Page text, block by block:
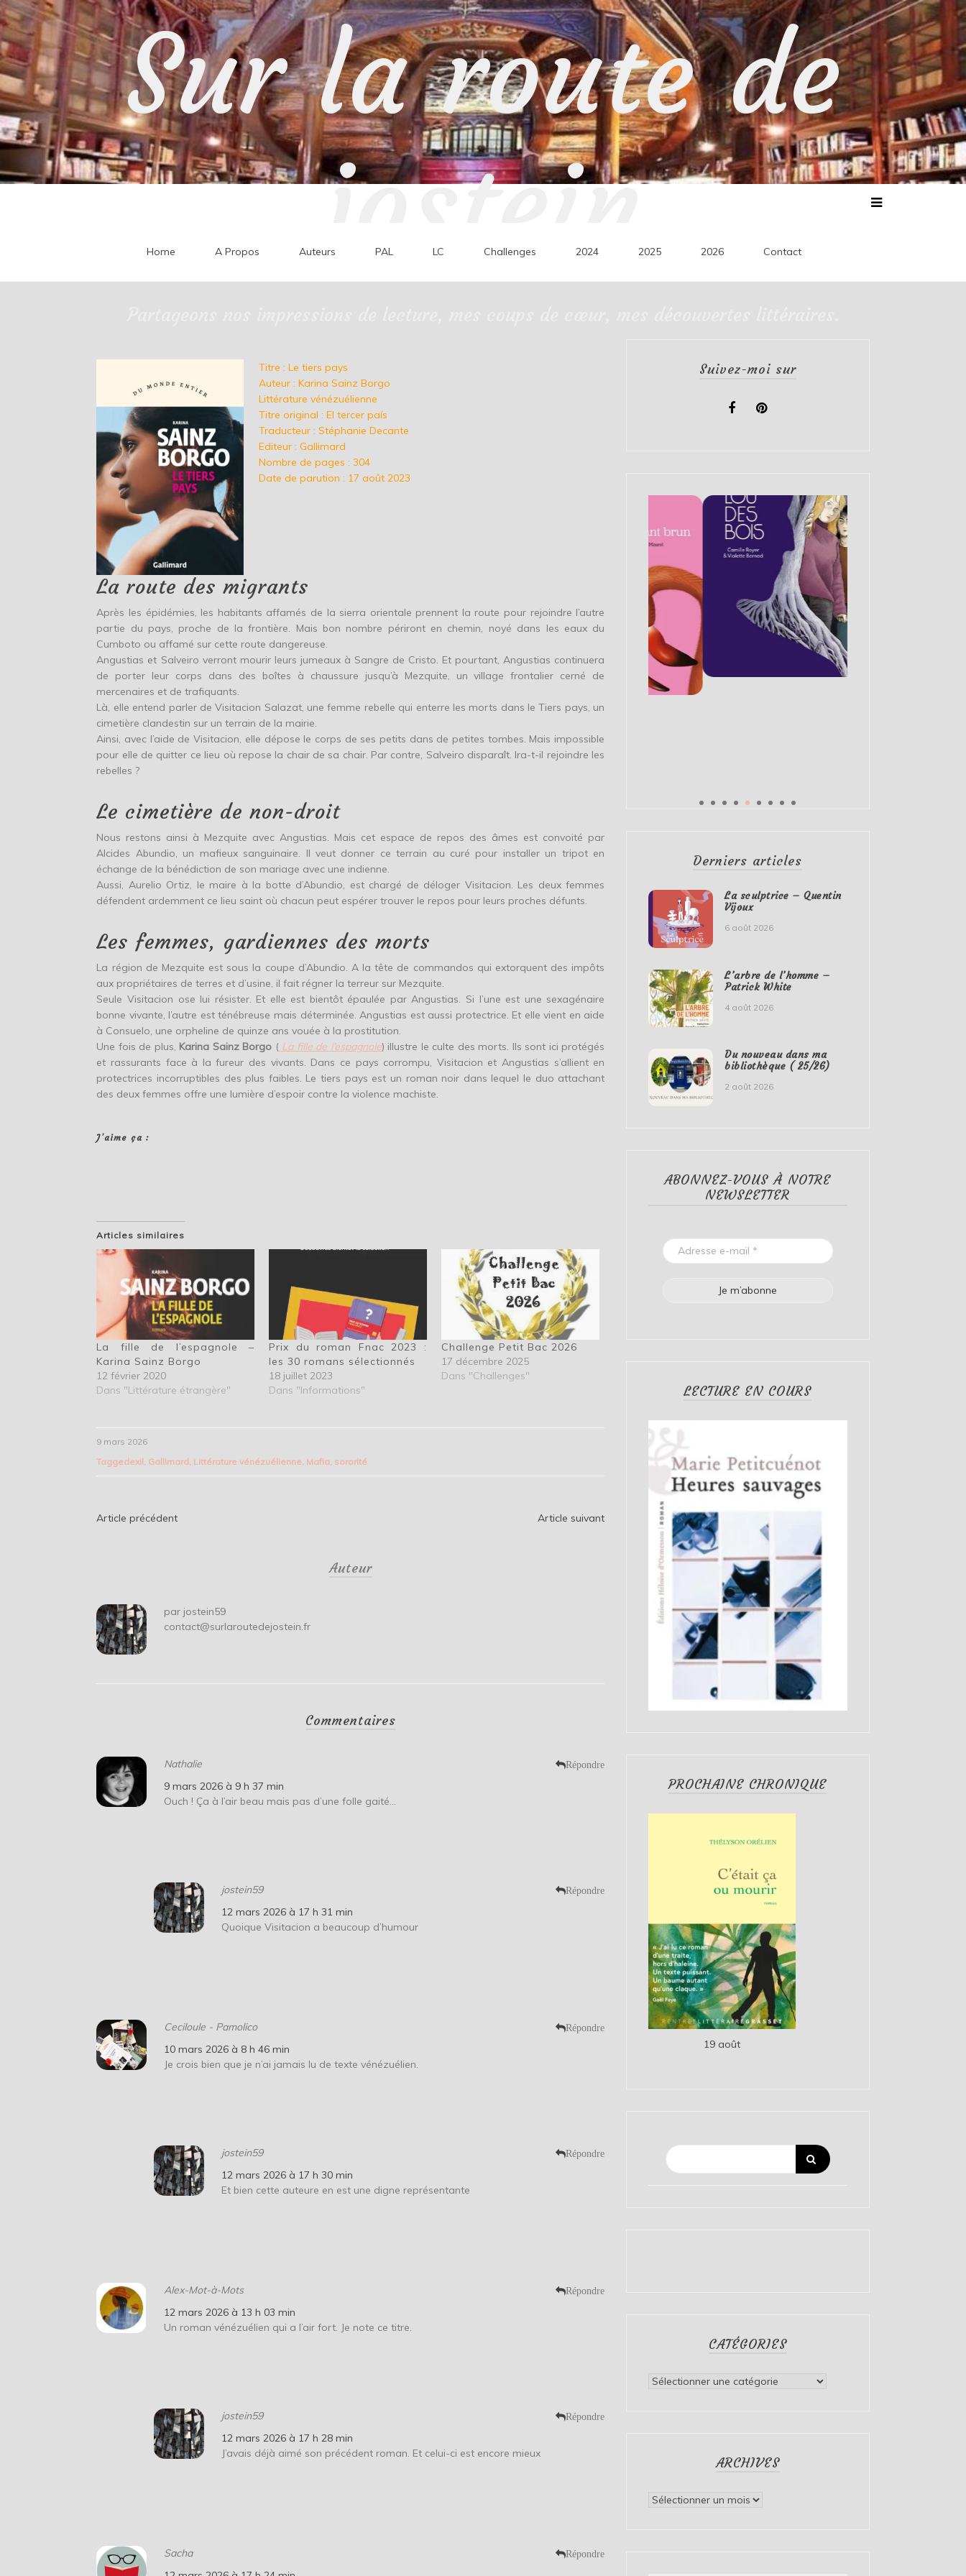
Skip
to
content
Sur la route de
jostein
Home A Propos Auteurs PAL LC Challenges 2024 2025 2026 Contact
Titre : Le tiers pays
Auteur : Karina Sainz Borgo
Littérature vénézuélienne
Titre original : El tercer país
Traducteur : Stéphanie Decante
Editeur : Gallimard
Nombre de pages : 304
Date de parution : 17 août 2023
La route des migrants
Après les épidémies, les habitants affamés de la sierra orientale prennent la route pour rejoindre l’autre
partie du pays, proche de la frontière. Mais bon nombre périront en chemin, noyé dans les eaux du
Cumboto ou affamé sur cette route dangereuse.
Angustias et Salveiro verront mourir leurs jumeaux à Sangre de Cristo. Et pourtant, Angustias continuera
de porter leur corps dans des boîtes à chaussure jusqu’à Mezquite, un village frontalier cerné de
mercenaires et de trafiquants.
Là, elle entend parler de Visitacion Salazat, une femme rebelle qui enterre les morts dans le Tiers pays, un
cimetière clandestin sur un terrain de la mairie.
Ainsi, avec l’aide de Visitacion, elle dépose le corps de ses petits dans de petites tombes. Mais impossible
pour elle de quitter ce lieu où repose la chair de sa chair. Par contre, Salveiro disparaît. Ira-t-il rejoindre les
rebelles ?
Le cimetière de non-droit
Nous restons ainsi à Mezquite avec Angustias. Mais cet espace de repos des âmes est convoité par
Alcides Abundio, un mafieux sanguinaire. Il veut donner ce terrain au curé pour installer un tripot en
échange de la bénédiction de son mariage avec une indienne.
Aussi, Aurelio Ortiz, le maire à la botte d’Abundio, est chargé de déloger Visitacion. Les deux femmes
défendent ardemment ce lieu saint où chacun peut espérer trouver le repos pour leurs proches défunts.
Les femmes, gardiennes des morts
La région de Mezquite est sous la coupe d’Abundio. A la tête de commandos qui extorquent des impôts
aux propriétaires de terres et d’usine, il fait régner la terreur sur Mezquite.
Seule Visitacion ose lui résister. Et elle est bientôt épaulée par Angustias. Si l’une est une sexagénaire
bonne vivante, l’autre est ténébreuse mais déterminée. Angustias est aussi protectrice. Et elle vient en aide
à Consuelo, une orpheline de quinze ans vouée à la prostitution.
Une fois de plus, Karina Sainz Borgo ( La fille de l’espagnole) illustre le culte des morts. Ils sont ici protégés
et rassurants face à la fureur des vivants. Dans ce pays corrompu, Visitacion et Angustias s’allient en
protectrices incorruptibles des plus faibles. Le tiers pays est un roman noir dans lequel le duo attachant
des deux femmes offre une lumière d’espoir contre la violence machiste.
J’aime ça :
Articles similaires
La fille de l’espagnole –
Karina Sainz Borgo
12 février 2020
Dans "Littérature étrangère"
Prix du roman Fnac 2023 :
les 30 romans sélectionnés
18 juillet 2023
Dans "Informations"
Challenge Petit Bac 2026
17 décembre 2025
Dans "Challenges"
9 mars 2026
Taggedexil, Gallimard, Littérature vénézuélienne, Mafia, sororité
Navigation
Article précédent Article suivant
Auteur
par jostein59
contact@surlaroutedejostein.fr
Commentaires
Nathalie Répondre
9 mars 2026 à 9 h 37 min
Ouch ! Ça à l’air beau mais pas d’une folle gaité…
jostein59 Répondre
12 mars 2026 à 17 h 31 min
Quoique Visitacion a beaucoup d’humour
Ceciloule - Pamolico Répondre
10 mars 2026 à 8 h 46 min
Je crois bien que je n’ai jamais lu de texte vénézuélien.
jostein59 Répondre
12 mars 2026 à 17 h 30 min
Et bien cette auteure en est une digne représentante
Alex-Mot-à-Mots Répondre
12 mars 2026 à 13 h 03 min
Un roman vénézuélien qui a l’air fort. Je note ce titre.
jostein59 Répondre
12 mars 2026 à 17 h 28 min
J’avais déjà aimé son précédent roman. Et celui-ci est encore mieux
Sacha Répondre
Suivez-moi sur
Derniers articles
La sculptrice – Quentin
Vijoux
6 août 2026
L’arbre de l’homme –
Patrick White
4 août 2026
Du nouveau dans ma
bibliothèque ( 25/26)
2 août 2026
ABONNEZ-VOUS À NOTRE
NEWSLETTER
LECTURE EN COURS
PROCHAINE CHRONIQUE
19 août
CATÉGORIES
Catégories
ARCHIVES
Archives